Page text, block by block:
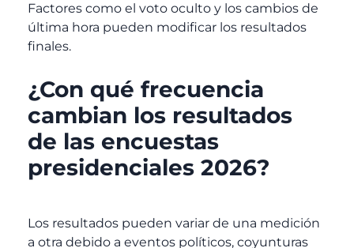
Factores como el voto oculto y los cambios de
última hora pueden modificar los resultados
finales.
¿Con qué frecuencia
cambian los resultados
de las encuestas
presidenciales 2026?
Los resultados pueden variar de una medición
a otra debido a eventos políticos, coyunturas